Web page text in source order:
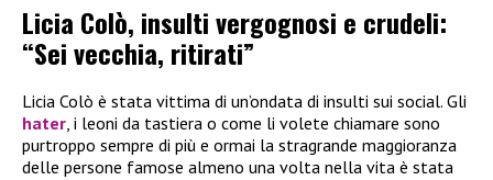
Licia Colò, insulti vergognosi e crudeli:
“Sei vecchia, ritirati”
Licia Colò è stata vittima di un’ondata di insulti sui social. Gli
hater , i leoni da tastiera o come li volete chiamare sono
purtroppo sempre di più e ormai la stragrande maggioranza
delle persone famose almeno una volta nella vita è stata